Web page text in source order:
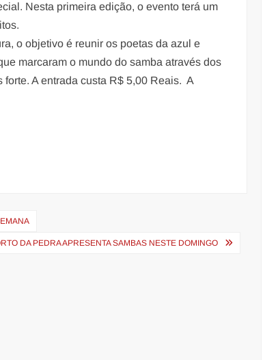
Nesta primeira edição, o evento terá um
o objetivo é reunir os poetas da azul e
marcaram o mundo do samba através dos
A entrada custa R$ 5,00 Reais. A
DA PEDRA APRESENTA SAMBAS NESTE DOMINGO